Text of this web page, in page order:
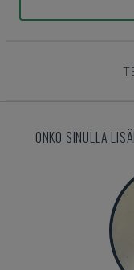
ONKO SINULLA